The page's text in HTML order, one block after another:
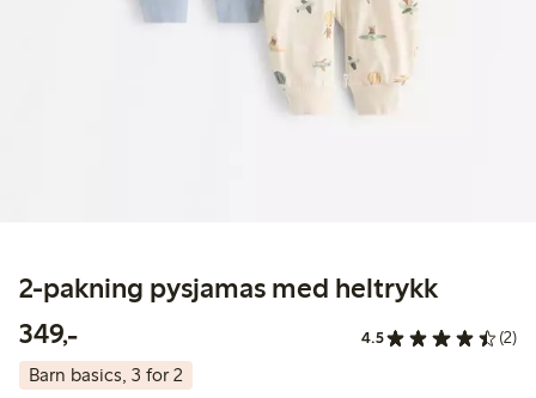
2-pakning pysjamas med heltrykk
349,-349,00 kr 4.5 (2)
Barn basics, 3 for 2